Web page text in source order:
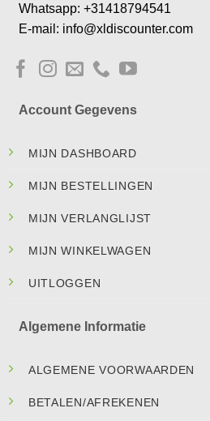
Whatsapp: +31418794541
E-mail: info@xldiscounter.com
Account Gegevens
MIJN DASHBOARD
MIJN BESTELLINGEN
MIJN VERLANGLIJST
MIJN WINKELWAGEN
UITLOGGEN
Algemene Informatie
ALGEMENE VOORWAARDEN
BETALEN/AFREKENEN